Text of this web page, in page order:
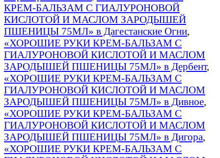
КРЕМ-БАЛЬЗАМ С ГИАЛУРОНОВОЙ
КИСЛОТОЙ И МАСЛОМ ЗАРОДЫШЕЙ
ПШЕНИЦЫ 75МЛ» в Дагестанские Огни,
«ХОРОШИЕ РУКИ КРЕМ-БАЛЬЗАМ С
ГИАЛУРОНОВОЙ КИСЛОТОЙ И МАСЛОМ
ЗАРОДЫШЕЙ ПШЕНИЦЫ 75МЛ» в Дербент,
«ХОРОШИЕ РУКИ КРЕМ-БАЛЬЗАМ С
ГИАЛУРОНОВОЙ КИСЛОТОЙ И МАСЛОМ
ЗАРОДЫШЕЙ ПШЕНИЦЫ 75МЛ» в Дивное,
«ХОРОШИЕ РУКИ КРЕМ-БАЛЬЗАМ С
ГИАЛУРОНОВОЙ КИСЛОТОЙ И МАСЛОМ
ЗАРОДЫШЕЙ ПШЕНИЦЫ 75МЛ» в Дигора,
«ХОРОШИЕ РУКИ КРЕМ-БАЛЬЗАМ С